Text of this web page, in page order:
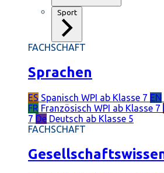
Sport
FACHSCHAFT
Sprachen
ES Spanisch WPI ab Klasse 7 EN
FR Französisch WPI ab Klasse 7
7 De Deutsch ab Klasse 5
FACHSCHAFT